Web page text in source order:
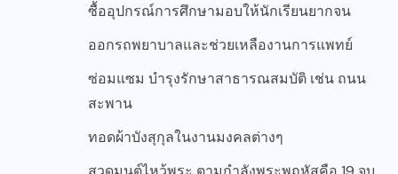
ซื้ออุปกรณ์การศึกษามอบให้นักเรียนยากจน
ออกรถพยาบาลและช่วยเหลืองานการแพทย์
ซ่อมแซม บำรุงรักษาสาธารณสมบัติ เช่น ถนน
สะพาน
ทอดผ้าบังสุกุลในงานมงคลต่างๆ